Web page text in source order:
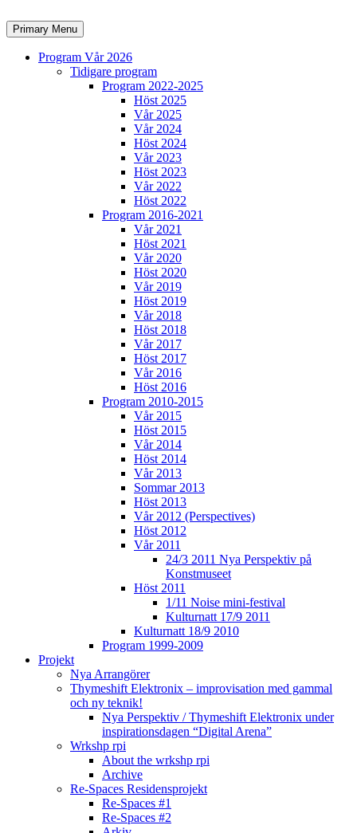
to
content
Search
Primary Menu
Program Vår 2026
Tidigare program
Program 2022-2025
Höst 2025
Vår 2025
Vår 2024
Höst 2024
Vår 2023
Höst 2023
Vår 2022
Höst 2022
Program 2016-2021
Vår 2021
Höst 2021
Vår 2020
Höst 2020
Vår 2019
Höst 2019
Vår 2018
Höst 2018
Vår 2017
Höst 2017
Vår 2016
Höst 2016
Program 2010-2015
Vår 2015
Höst 2015
Vår 2014
Höst 2014
Vår 2013
Sommar 2013
Höst 2013
Vår 2012 (Perspectives)
Höst 2012
Vår 2011
24/3 2011 Nya Perspektiv på
Konstmuseet
Höst 2011
1/11 Noise mini-festival
Kulturnatt 17/9 2011
Kulturnatt 18/9 2010
Program 1999-2009
Projekt
Nya Arrangörer
Thymeshift Elektronix – improvisation med gammal
och ny teknik!
Nya Perspektiv / Thymeshift Elektronix under
inspirationsdagen “Digital Arena”
Wrkshp rpi
About the wrkshp rpi
Archive
Re-Spaces Residensprojekt
Re-Spaces #1
Re-Spaces #2